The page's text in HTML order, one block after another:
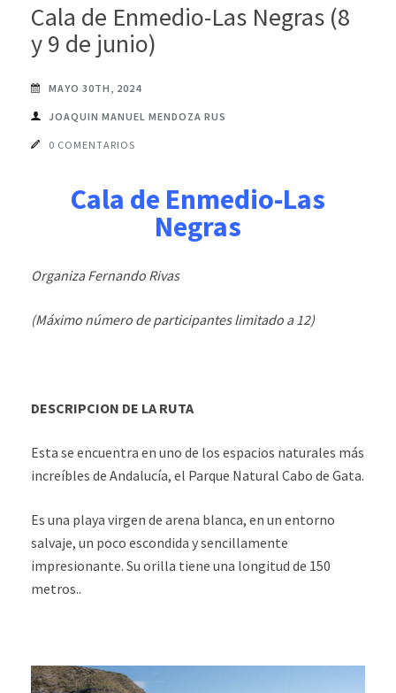
Cala de Enmedio-Las Negras (8
y 9 de junio)
MAYO 30TH, 2024
JOAQUIN MANUEL MENDOZA RUS
0 COMENTARIOS
Cala de Enmedio-Las
Negras
Organiza Fernando Rivas
(Máximo número de participantes limitado a 12)
DESCRIPCION DE LA RUTA
Esta se encuentra en uno de los espacios naturales más
increíbles de Andalucía, el Parque Natural Cabo de Gata.
Es una playa virgen de arena blanca, en un entorno
salvaje, un poco escondida y sencillamente
impresionante. Su orilla tiene una longitud de 150
metros..